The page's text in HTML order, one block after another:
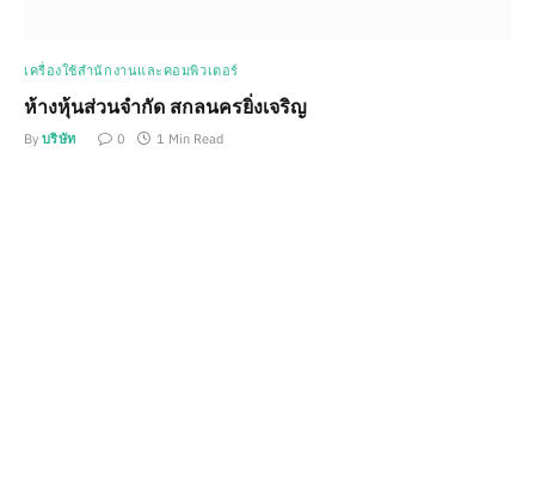
เครื่องใช้สำนักงานและคอมพิวเตอร์
ห้างหุ้นส่วนจำกัด สกลนครยิ่งเจริญ
By บริษัท 0 1 Min Read